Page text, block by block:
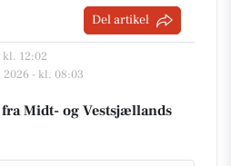
Del artikel
kl. 12:02
2026 - kl. 08:03
Midt- og Vestsjællands